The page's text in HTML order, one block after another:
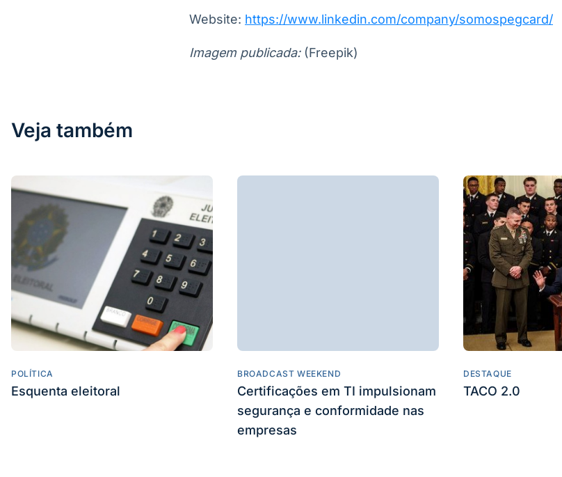
Website: https://www.linkedin.com/company/somospegcard/
Imagem publicada:(Freepik)
Veja também
POLÍTICA
Esquenta eleitoral
BROADCAST WEEKEND
Certificações em TI impulsionam
segurança e conformidade nas
empresas
DESTAQUE
TACO 2.0